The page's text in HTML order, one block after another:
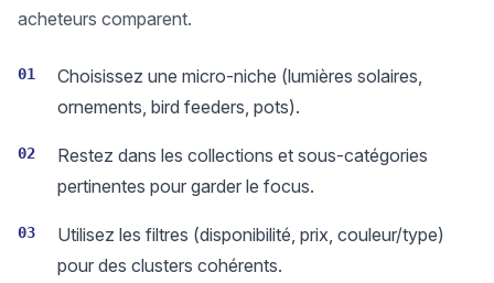
acheteurs comparent.
01
Choisissez une micro-niche (lumières solaires,
ornements, bird feeders, pots).
02
Restez dans les collections et sous-catégories
pertinentes pour garder le focus.
03
Utilisez les filtres (disponibilité, prix, couleur/type)
pour des clusters cohérents.